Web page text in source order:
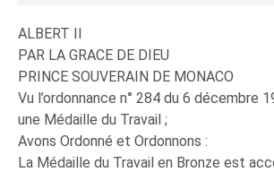
ALBERT II
PAR LA GRACE DE DIEU
PRINCE SOUVERAIN DE MONACO
Vu l’ordonnance n° 284 du 6 décembre
une Médaille du Travail ;
Avons Ordonné et Ordonnons :
La Médaille du Travail en Bronze est